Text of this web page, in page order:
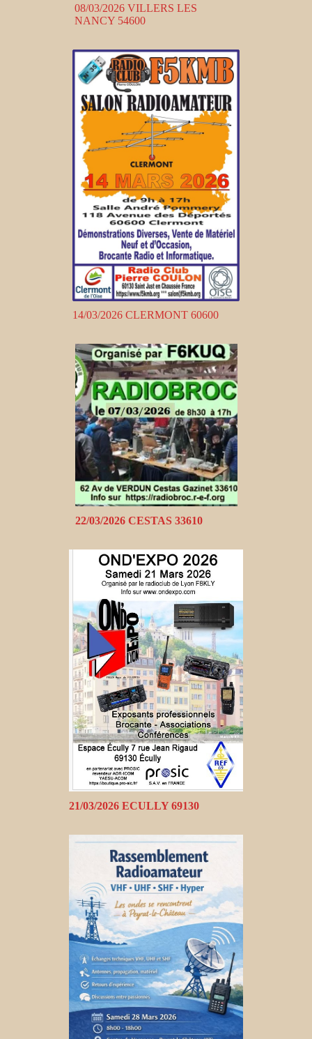
08/03/2026 VILLERS LES
NANCY 54600
14/03/2026 CLERMONT 60600
22/03/2026 CESTAS 33610
21/03/2026 ECULLY 69130